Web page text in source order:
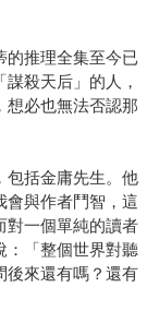
的推理全集至今已
殺天后」的人，
想必也無法否認那
包括金庸先生。他
會與作者鬥智，這
對一個單純的讀者
：「整個世界對聽
後來還有嗎？還有